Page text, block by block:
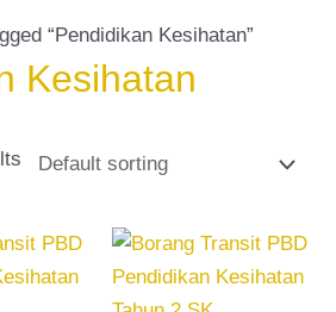
“Pendidikan Kesihatan”
Kesihatan